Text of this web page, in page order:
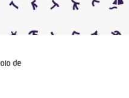
de